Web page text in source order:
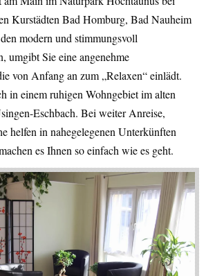
Kurstädten Bad Homburg, Bad Nauheim
modern und stimmungsvoll
umgibt Sie eine angenehme
von Anfang an zum „Relaxen“ einlädt.
in einem ruhigen Wohngebiet im alten
Eschbach. Bei weiter Anreise,
helfen in nahegelegenen Unterkünften
es Ihnen so einfach wie es geht.